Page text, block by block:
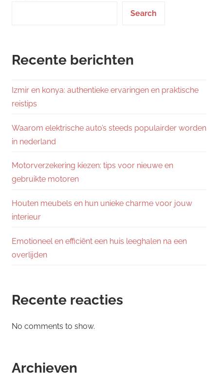
Search
Recente berichten
Izmir en konya: authentieke ervaringen en praktische
reistips
Waarom elektrische auto’s steeds populairder worden
in nederland
Motorverzekering kiezen: tips voor nieuwe en
gebruikte motoren
Houten meubels en hun unieke charme voor jouw
interieur
Emotioneel en efficiënt een huis leeghalen na een
overlijden
Recente reacties
No comments to show.
Archieven